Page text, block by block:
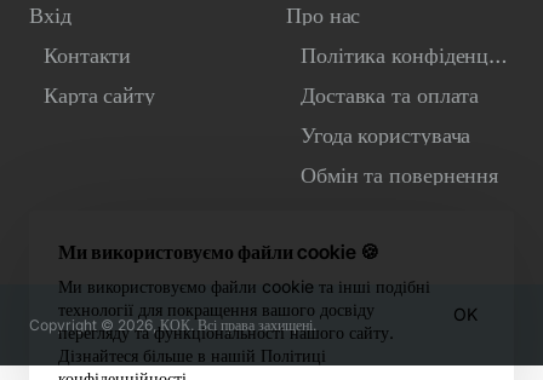
Ми використовуємо файли cookie 🍪
Ми використовуємо файли cookie та інші подібні
технології для покращення вашого досвіду
перегляду та функціональності нашого сайту.
Дізнайтеся більше в нашій Політиці
OK
Вхід
Контакти
Карта сайту
Про нас
Політика конфіденційності
Доставка та оплата
Угода користувача
Обмін та повернення
Copyright © 2026, КОК. Всі права захищені.